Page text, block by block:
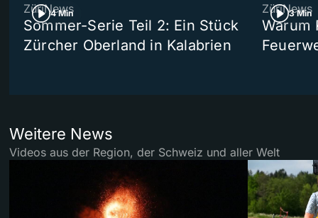
4 Min
ZüriNews
Sommer-Serie Teil 2: Ein Stück
Zürcher Oberland in Kalabrien
3 Min
ZüriNews
Warum
Weitere News
Videos aus der Region, der Schweiz und aller Welt